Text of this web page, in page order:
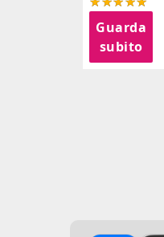
Guarda
subito